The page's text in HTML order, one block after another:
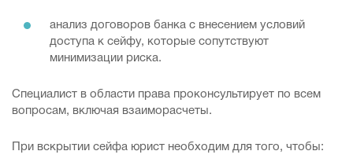
анализ договоров банка с внесением условий
доступа к сейфу, которые сопутствуют
минимизации риска.
Специалист в области права проконсультирует по всем
вопросам, включая взаиморасчеты.
При вскрытии сейфа юрист необходим для того, чтобы: